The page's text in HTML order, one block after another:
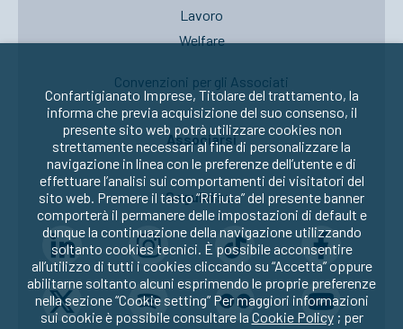
Lavoro
Welfare
Convenzioni per gli Associati
Associarsi
Seguici su:
Confartigianato Imprese, Titolare del trattamento, la
informa che previa acquisizione del suo consenso, il
presente sito web potrà utilizzare cookies non
strettamente necessari al fine di personalizzare la
navigazione in linea con le preferenze dell’utente e di
effettuare l’analisi sui comportamenti dei visitatori del
sito web. Premere il tasto “Rifiuta” del presente banner
comporterà il permanere delle impostazioni di default e
dunque la continuazione della navigazione utilizzando
soltanto cookies tecnici. È possibile acconsentire
all’utilizzo di tutti i cookies cliccando su “Accetta” oppure
abilitarne soltanto alcuni esprimendo le proprie preferenze
nella sezione “Cookie setting” Per maggiori informazioni
sui cookie è possibile consultare la Cookie Policy; per